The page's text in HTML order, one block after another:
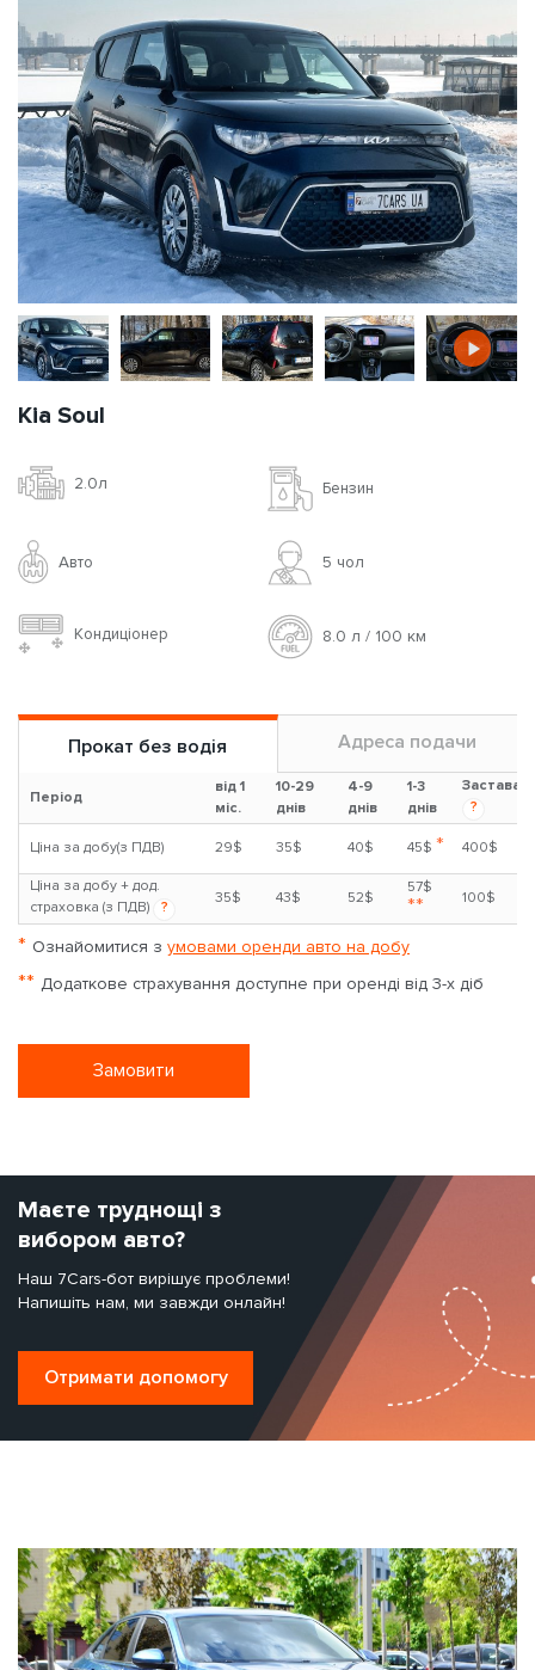
Kia Soul
2.0л Бензин
Авто 5 чoл
Кондиціонер 8.0 л / 100 км
Прокат без водія Адреса подачи
Період
від 1
міс.
10-29
днів
4-9
днів
1-3
днів
Застава
?
Ціна за добу(з ПДВ) 29$ 35$ 40$ 45$ * 400$
Ціна за добу + дод.
страховка (з ПДВ)
?
35$ 43$ 52$
57$
** 100$
* Ознайомитися з умовами оренди авто на добу
** Додаткове страхування доступне при оренді від 3-х діб
Замовити
Маєте труднощі з
вибором авто?
Наш 7Cars-бот вирішує проблеми!
Напишіть нам, ми завжди онлайн!
Отримати допомогу